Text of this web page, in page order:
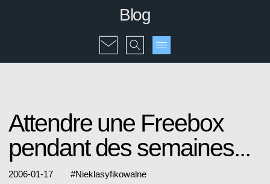
Blog
Attendre une Freebox
pendant des semaines...
2006-01-17 #Nieklasyfikowalne